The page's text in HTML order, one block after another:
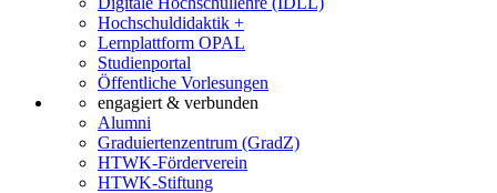
Hochschuldidaktik +
Lernplattform OPAL
Studienportal
Öffentliche Vorlesungen
engagiert & verbunden
Alumni
Graduiertenzentrum (GradZ)
HTWK-Förderverein
HTWK-Stiftung